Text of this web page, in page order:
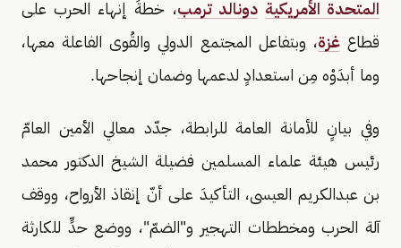
المتحدة الأمريكية دونالد ترمب، خطةَ إنهاء الحرب على
قطاعغزة، وبتفاعل المجتمع الدولي والقُوى الفاعلة معها،
وما أبدَوْه مِن استعدادٍ لدعمها وضمان إنجاحها.
وفي بيانٍ للأمانة العامة للرابطة، جدّد معالي الأمين العامّ
رئيس هيئة علماء المسلمين فضيلة الشيخ الدكتور محمد
بن عبدالكريم العيسى، التأكيدَ على أنّ إنقاذ الأرواح، ووقف
آلة الحرب ومخططات التهجير و"الضمّ"، ووضع حدٍّ للكارثة